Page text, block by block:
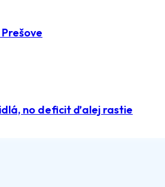
no deficit ďalej rastie